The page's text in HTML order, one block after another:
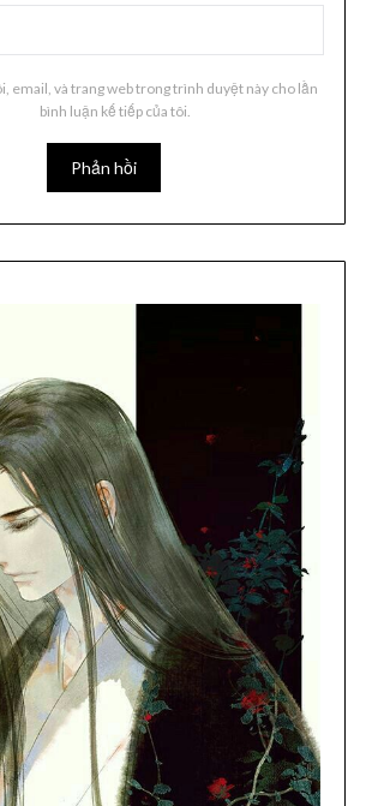
email, và trang web trong trình duyệt này cho lần
bình luận kế tiếp của tôi.